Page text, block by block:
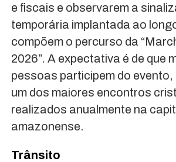
e fiscais e observarem a
temporária implantada ao
compõem o percurso da
2026”. A expectativa é de que
pessoas participem do
um dos maiores encontros
realizados anualmente na
amazonense.
Trânsito